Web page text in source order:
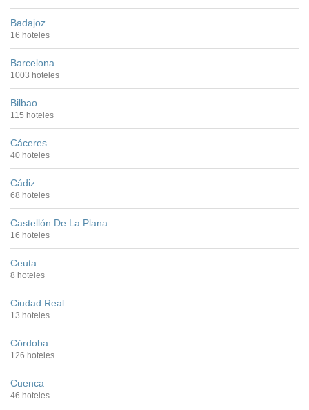
Badajoz
16 hoteles
Barcelona
1003 hoteles
Bilbao
115 hoteles
Cáceres
40 hoteles
Cádiz
68 hoteles
Castellón De La Plana
16 hoteles
Ceuta
8 hoteles
Ciudad Real
13 hoteles
Córdoba
126 hoteles
Cuenca
46 hoteles